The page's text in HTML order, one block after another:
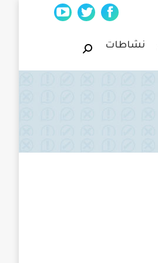
Facebook
in
Twitter
opens
in
YouTube
in
نشاطات
Search: